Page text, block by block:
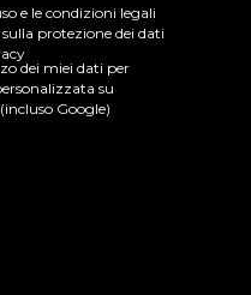
e le condizioni legali
protezione dei dati
dei miei dati per
su
Google)